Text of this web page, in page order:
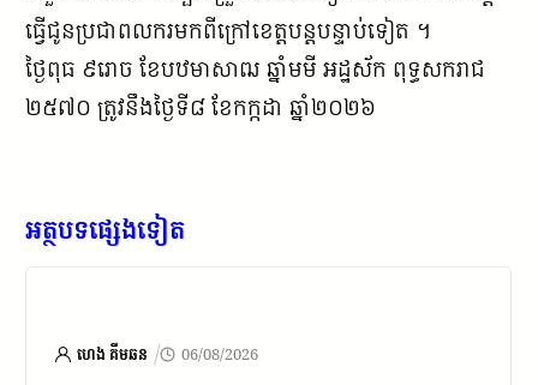
ធ្វើជូនប្រជាពលករមក​ពីក្រៅខេត្តបន្តបន្ទាប់ទៀត ។
ថ្ងៃពុធ ៩រោច ខែបឋមាសាឍ ឆ្នាំមមី អដ្ឋស័ក ពុទ្ធសករាជ
២៥៧០ ត្រូវនឹងថ្ងៃទី៨ ខែកក្កដា ឆ្នាំ២០២៦
អត្ថបទផ្សេងទៀត
ហេង គីមឆន / 06/08/2026